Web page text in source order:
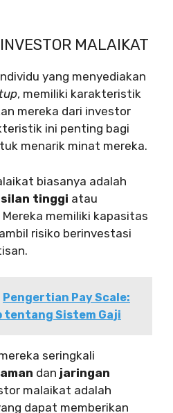
MALAIKAT
yang menyediakan
, memiliki karakteristik
mereka dari investor
ini penting bagi
menarik minat mereka.
biasanya adalah
tinggi atau
Mereka memiliki kapasitas
risiko berinvestasi
Pengertian Pay Scale:
tentang Sistem Gaji
seringkali
dan jaringan
malaikat adalah
dapat memberikan